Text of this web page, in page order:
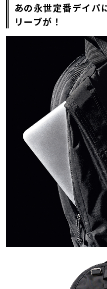
あの永世定番デイ
リーブが！